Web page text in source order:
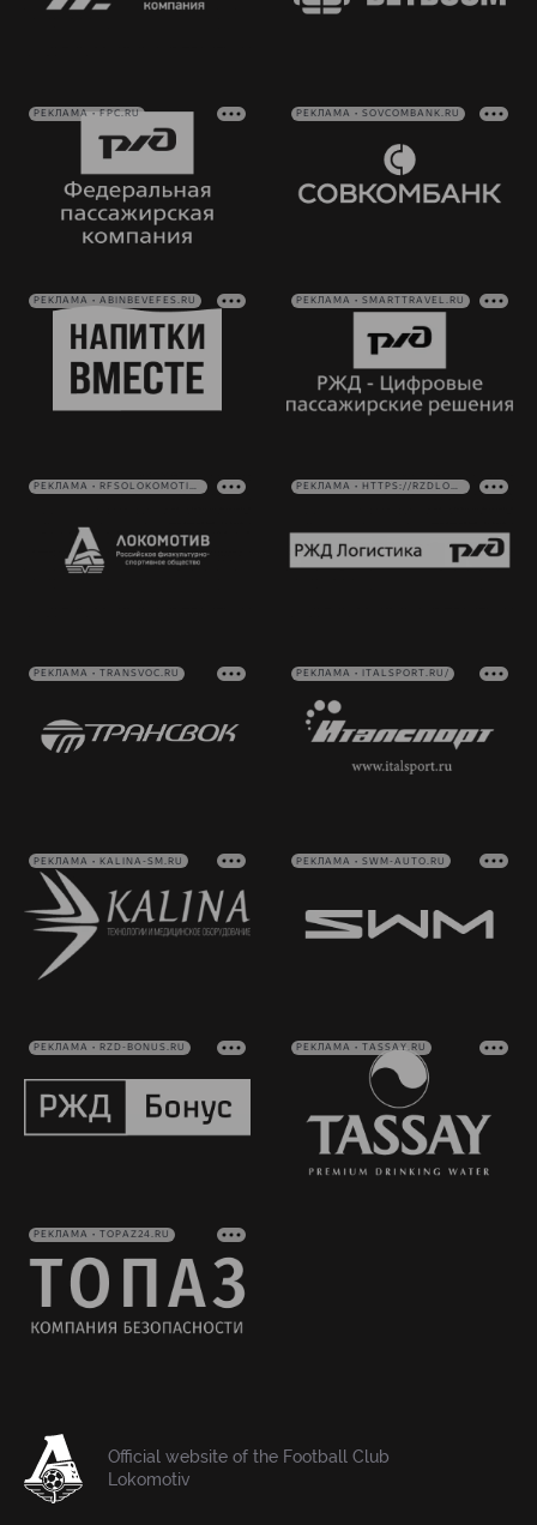
РЕКЛАМА • FPC.RU РЕКЛАМА • SOVCOMBANK.RU
РЕКЛАМА • ABINBEVEFES.RU РЕКЛАМА • SMARTTRAVEL.RU
РЕКЛАМА • RFSOLOKOMOTIV.RU РЕКЛАМА • HTTPS://RZDLOG.RU/
РЕКЛАМА • TRANSVOC.RU РЕКЛАМА • ITALSPORT.RU/
РЕКЛАМА • KALINA-SM.RU РЕКЛАМА • SWM-AUTO.RU
РЕКЛАМА • RZD-BONUS.RU РЕКЛАМА • TASSAY.RU
РЕКЛАМА • TOPAZ24.RU
Official website of the Football Club
Lokomotiv